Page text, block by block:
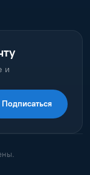
и
Подписаться